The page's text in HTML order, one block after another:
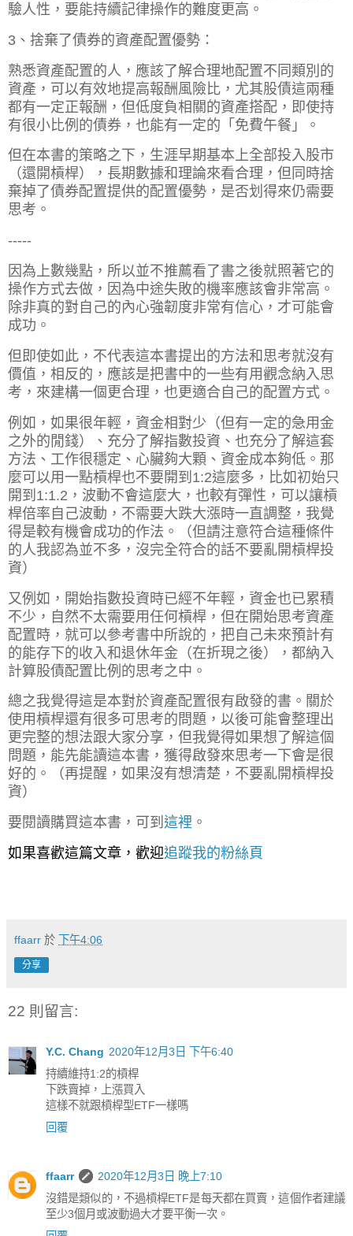
驗人性，要能持續記律操作的難度更高。
3、捨棄了債券的資產配置優勢：
熟悉資產配置的人，應該了解合理地配置不同類別的
資產，可以有效地提高報酬風險比，尤其股債這兩種
都有一定正報酬，但低度負相關的資產搭配，即使持
有很小比例的債券，也能有一定的「免費午餐」。
但在本書的策略之下，生涯早期基本上全部投入股市
（還開槓桿），長期數據和理論來看合理，但同時捨
棄掉了債券配置提供的配置優勢，是否划得來仍需要
思考。
-----
因為上數幾點，所以並不推薦看了書之後就照著它的
操作方式去做，因為中途失敗的機率應該會非常高。
除非真的對自己的內心強韌度非常有信心，才可能會
成功。
但即使如此，不代表這本書提出的方法和思考就沒有
價值，相反的，應該是把書中的一些有用觀念納入思
考，來建構一個更合理，也更適合自己的配置方式。
例如，如果很年輕，資金相對少（但有一定的急用金
之外的閒錢）、充分了解指數投資、也充分了解這套
方法、工作很穩定、心臟夠大顆、資金成本夠低。那
麼可以用一點槓桿也不要開到1:2這麼多，比如初始只
開到1:1.2，波動不會這麼大，也較有彈性，可以讓槓
桿倍率自己波動，不需要大跌大漲時一直調整，我覺
得是較有機會成功的作法。（但請注意符合這種條件
的人我認為並不多，沒完全符合的話不要亂開槓桿投
資）
又例如，開始指數投資時已經不年輕，資金也已累積
不少，自然不太需要用任何槓桿，但在開始思考資產
配置時，就可以參考書中所說的，把自己未來預計有
的能存下的收入和退休年金（在折現之後），都納入
計算股債配置比例的思考之中。
總之我覺得這是本對於資產配置很有啟發的書。 關於
使用槓桿還有很多可思考的問題，以後可能會整理出
更完整的想法跟大家分享，但我覺得如果想了解這個
問題，能先能讀這本書，獲得啟發來思考一下會是很
好的。（再提醒，如果沒有想清楚，不要亂開槓桿投
資）
要閱讀購買這本書，可到 這裡 。
如果喜歡這篇文章，歡迎追蹤我的粉絲頁
ffaarr 於 下午4:06
分享
22 則留言:
Y.C. Chang 2020年12月3日 下午6:40
持續維持1:2的槓桿
下跌賣掉，上漲買入
這樣不就跟槓桿型ETF一樣嗎
回覆
ffaarr
2020年12月3日 晚上7:10
沒錯是類似的，不過槓桿ETF是每天都在買賣，這個作者建議
至少3個月或波動過大才要平衡一次。